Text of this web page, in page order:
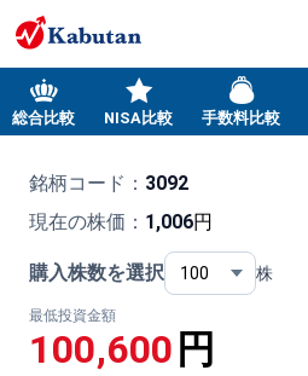
総合比較 NISA比較 手数料比較
銘柄コード： 3092
現在の株価： 1,006円
購入株数を選択 株
最低投資金額
100,600 円